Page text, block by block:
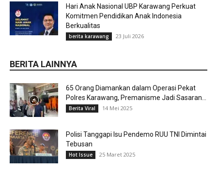
Hari Anak Nasional UBP Karawang Perkuat
Komitmen Pendidikan Anak Indonesia
Berkualitas
berita karawang 23 Juli 2026
BERITA LAINNYA
65 Orang Diamankan dalam Operasi Pekat
Polres Karawang, Premanisme Jadi Sasaran...
Berita Viral 14 Mei 2025
Polisi Tanggapi Isu Pendemo RUU TNI Dimintai
Tebusan
Hot Issue 25 Maret 2025